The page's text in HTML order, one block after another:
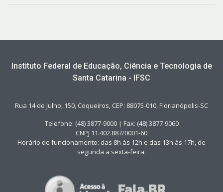
Instituto Federal de Educação, Ciência e Tecnologia de
Santa Catarina - IFSC
Rua 14 de Julho, 150, Coqueiros, CEP: 88075-010, Florianópolis-SC
Telefone: (48) 3877-9000 | Fax: (48) 3877-9060
CNPJ 11.402.887/0001-60
Horário de funcionamento: das 8h às 12h e das 13h às 17h, de
segunda a sexta-feira.